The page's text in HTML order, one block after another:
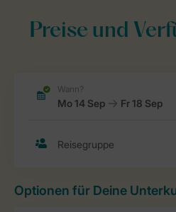
Preise und
Optionen für Deine